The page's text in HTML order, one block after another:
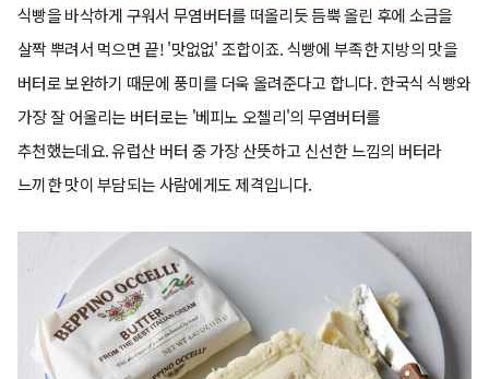
식빵을 바삭하게 구워서 무염버터를 떠올리듯 듬뿍 올린 후에 소금을
살짝 뿌려서 먹으면 끝! '맛없없' 조합이죠. 식빵에 부족한 지방의 맛을
버터로 보완하기 때문에 풍미를 더욱 올려준다고 합니다. 한국식 식빵와
가장 잘 어울리는 버터로는 '베피노 오첼리'의 무염버터를
추천했는데요. 유럽산 버터 중 가장 산뜻하고 신선한 느낌의 버터라
느끼한 맛이 부담되는 사람에게도 제격입니다.